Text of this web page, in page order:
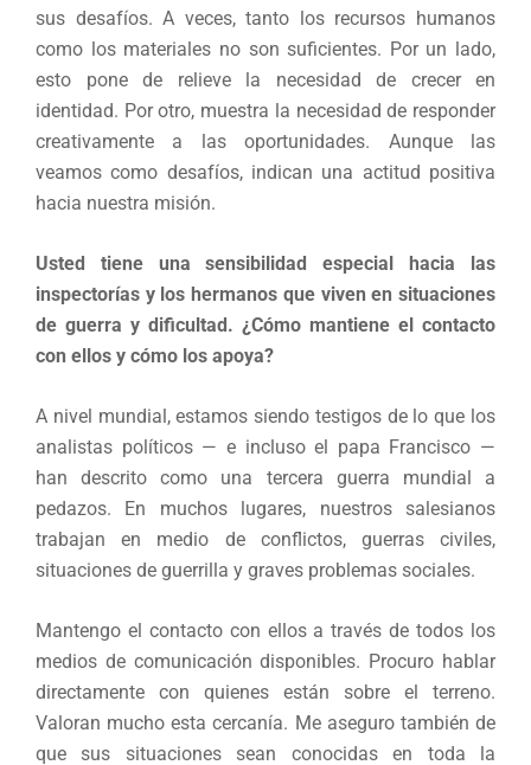
sus desafíos. A veces, tanto los recursos humanos
como los materiales no son suficientes. Por un lado,
esto pone de relieve la necesidad de crecer en
identidad. Por otro, muestra la necesidad de responder
creativamente a las oportunidades. Aunque las
veamos como desafíos, indican una actitud positiva
hacia nuestra misión.
Usted tiene una sensibilidad especial hacia las
inspectorías y los hermanos que viven en situaciones
de guerra y dificultad. ¿Cómo mantiene el contacto
con ellos y cómo los apoya?
A nivel mundial, estamos siendo testigos de lo que los
analistas políticos — e incluso el papa Francisco —
han descrito como una tercera guerra mundial a
pedazos. En muchos lugares, nuestros salesianos
trabajan en medio de conflictos, guerras civiles,
situaciones de guerrilla y graves problemas sociales.
Mantengo el contacto con ellos a través de todos los
medios de comunicación disponibles. Procuro hablar
directamente con quienes están sobre el terreno.
Valoran mucho esta cercanía. Me aseguro también de
que sus situaciones sean conocidas en toda la